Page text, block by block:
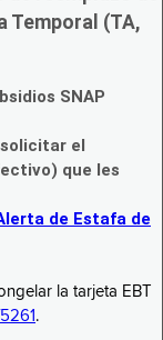
Temporal (TA,
SNAP
el
que les
de Estafa de
la tarjeta EBT
.